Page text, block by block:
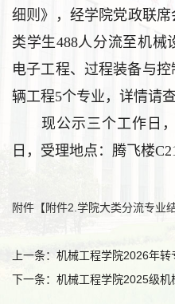
细则 》，经学院党政联
类学生488人分流至机
电子工程、过程装备与
辆工程5个专业，详情请查
现公示三个工作日
日，受理地点：腾飞楼
附件【附件2.学院大类分流专业
上一条：机械工程学院2026年转
下一条：机械工程学院2025级机